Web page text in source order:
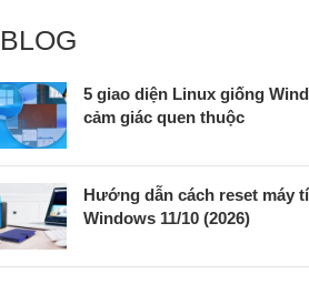
BLOG
5 giao diện Linux giống
cảm giác quen thuộc
Hướng dẫn cách reset máy
Windows 11/10 (2026)